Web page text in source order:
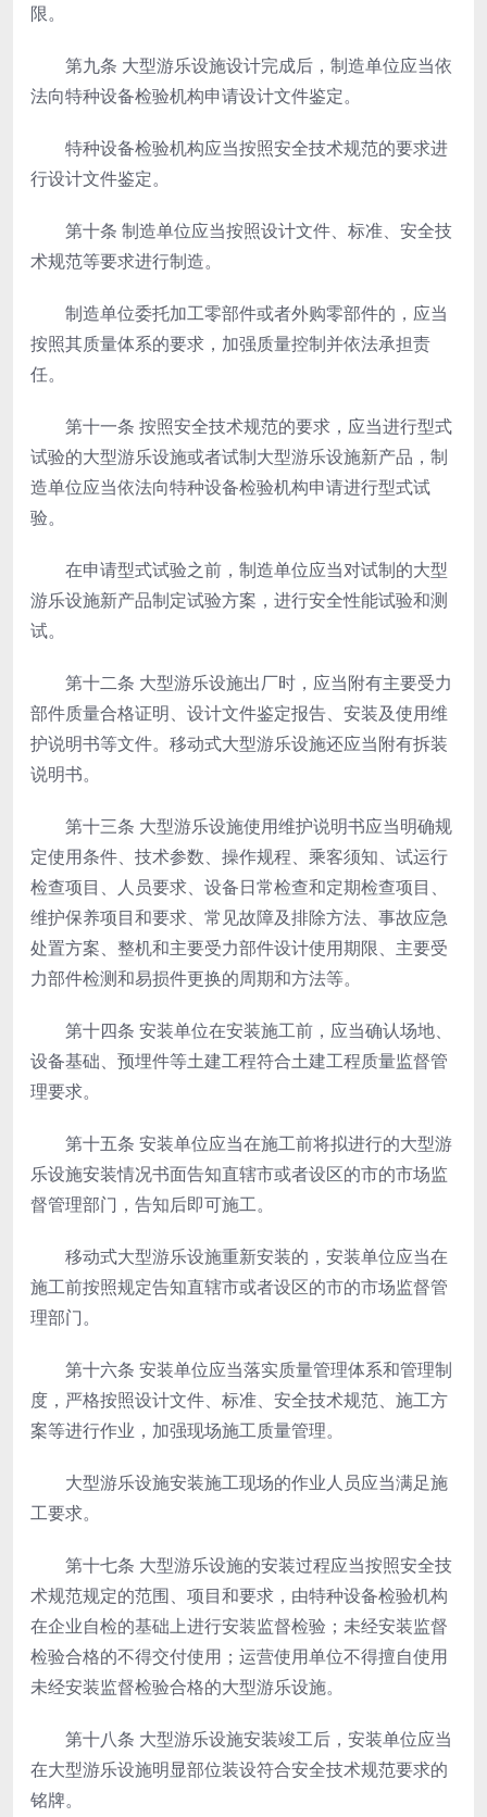
限。
第九条 大型游乐设施设计完成后，制造单位应当依
法向特种设备检验机构申请设计文件鉴定。
特种设备检验机构应当按照安全技术规范的要求进
行设计文件鉴定。
第十条 制造单位应当按照设计文件、标准、安全技
术规范等要求进行制造。
制造单位委托加工零部件或者外购零部件的，应当
按照其质量体系的要求，加强质量控制并依法承担责
任。
第十一条 按照安全技术规范的要求，应当进行型式
试验的大型游乐设施或者试制大型游乐设施新产品，制
造单位应当依法向特种设备检验机构申请进行型式试
验。
在申请型式试验之前，制造单位应当对试制的大型
游乐设施新产品制定试验方案，进行安全性能试验和测
试。
第十二条 大型游乐设施出厂时，应当附有主要受力
部件质量合格证明、设计文件鉴定报告、安装及使用维
护说明书等文件。移动式大型游乐设施还应当附有拆装
说明书。
第十三条 大型游乐设施使用维护说明书应当明确规
定使用条件、技术参数、操作规程、乘客须知、试运行
检查项目、人员要求、设备日常检查和定期检查项目、
维护保养项目和要求、常见故障及排除方法、事故应急
处置方案、整机和主要受力部件设计使用期限、主要受
力部件检测和易损件更换的周期和方法等。
第十四条 安装单位在安装施工前，应当确认场地、
设备基础、预埋件等土建工程符合土建工程质量监督管
理要求。
第十五条 安装单位应当在施工前将拟进行的大型游
乐设施安装情况书面告知直辖市或者设区的市的市场监
督管理部门，告知后即可施工。
移动式大型游乐设施重新安装的，安装单位应当在
施工前按照规定告知直辖市或者设区的市的市场监督管
理部门。
第十六条 安装单位应当落实质量管理体系和管理制
度，严格按照设计文件、标准、安全技术规范、施工方
案等进行作业，加强现场施工质量管理。
大型游乐设施安装施工现场的作业人员应当满足施
工要求。
第十七条 大型游乐设施的安装过程应当按照安全技
术规范规定的范围、项目和要求，由特种设备检验机构
在企业自检的基础上进行安装监督检验；未经安装监督
检验合格的不得交付使用；运营使用单位不得擅自使用
未经安装监督检验合格的大型游乐设施。
第十八条 大型游乐设施安装竣工后，安装单位应当
在大型游乐设施明显部位装设符合安全技术规范要求的
铭牌。